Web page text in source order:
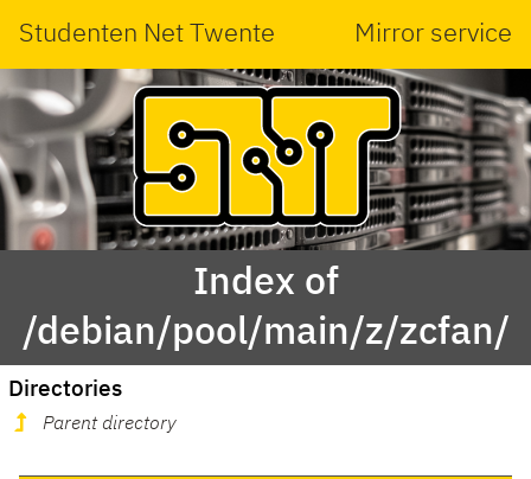
Studenten Net Twente Mirror service
Index of
/debian/pool/main/z/zcfan/
Directories
Parent directory